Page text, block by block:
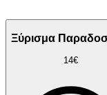
Ξύρισμα
14€